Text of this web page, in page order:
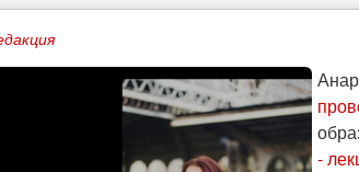
-